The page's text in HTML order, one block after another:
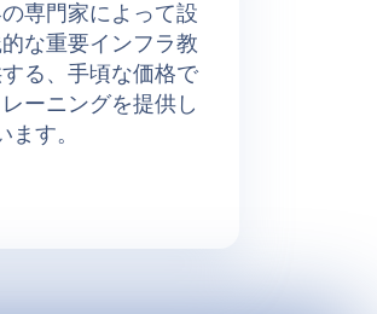
専門家によって設
な重要インフラ教
る、手頃な価格で
ーニングを提供し
ます。